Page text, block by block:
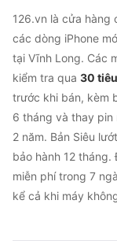
126.vn là cửa hàng
các dòng iPhone
tại Vĩnh Long. Các
kiểm tra qua 30
trước khi bán, kèm
6 tháng và thay pin
2 năm. Bản Siêu
bảo hành 12 tháng.
miễn phí trong 7
kể cả khi máy